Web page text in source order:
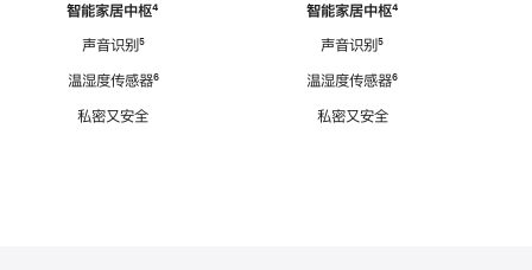
智能家居中枢脚
⁴
声音识别脚
⁵
温湿度传感器脚
⁶
私密又安全
智能家居中枢脚
⁴
声音识别脚
⁵
温湿度传感器脚
⁶
私密又安全